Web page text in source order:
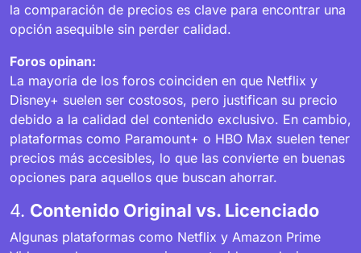
la comparación de precios es clave para encontrar una
opción asequible sin perder calidad.
Foros opinan:
La mayoría de los foros coinciden en que Netflix y
Disney+ suelen ser costosos, pero justifican su precio
debido a la calidad del contenido exclusivo. En cambio,
plataformas como Paramount+ o HBO Max suelen tener
precios más accesibles, lo que las convierte en buenas
opciones para aquellos que buscan ahorrar.
4. Contenido Original vs. Licenciado
Algunas plataformas como Netflix y Amazon Prime